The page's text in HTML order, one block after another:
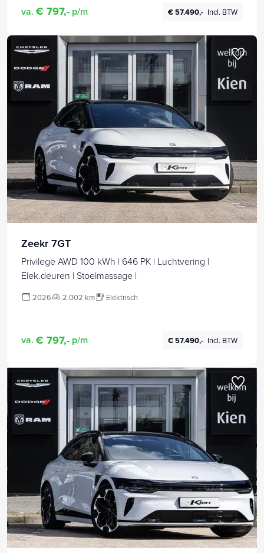
va. € 797,- p/m € 57.490,- Incl. BTW
Zeekr 7GT
Privilege AWD 100 kWh | 646 PK | Luchtvering |
Elek.deuren | Stoelmassage |
2026 2.002 km Elektrisch
va. € 797,- p/m € 57.490,- Incl. BTW